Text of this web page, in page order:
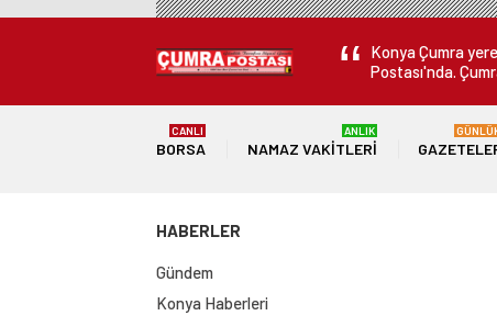
Konya Çumra
Postası'nda.
BORSA
CANLI
NAMAZ VAKITLERI
ANLIK
HABERLER
Gündem
Konya Haberleri